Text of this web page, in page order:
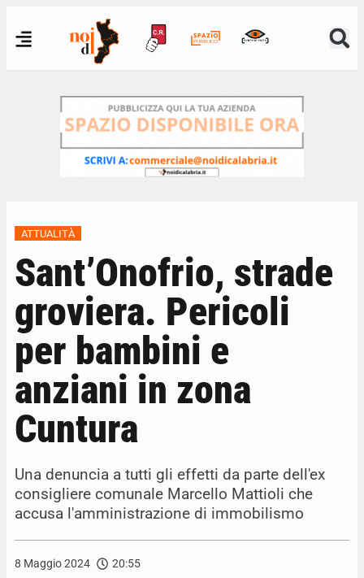
ATTUALITÀ
Sant’Onofrio, strade
groviera. Pericoli
per bambini e
anziani in zona
Cuntura
Una denuncia a tutti gli effetti da parte dell'ex
consigliere comunale Marcello Mattioli che
accusa l'amministrazione di immobilismo
8 Maggio 2024 20:55